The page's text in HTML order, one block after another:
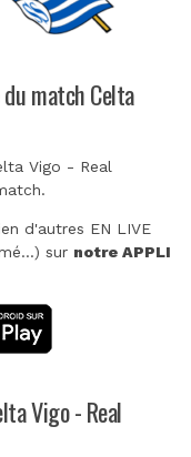
match Celta
Vigo - Real
d'autres EN LIVE
sur notre APPLI
Vigo - Real